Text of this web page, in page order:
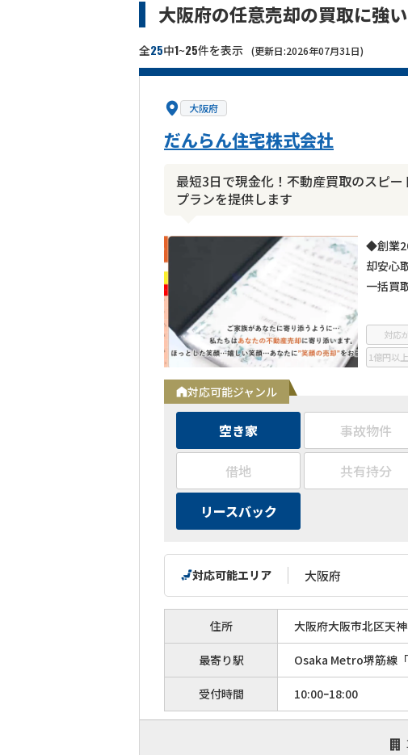
大阪府の任意売却の買取に強
全25中1~25件を表示 (更新日:2026年07月31日)
大阪府
だんらん住宅株式会社
最短3日で現金化！不動産買取のスピ
プランを提供します
◆創業
却安心
一括買
た豊
ニアサ
る相談
ールは
対応可能ジャンル
空き家 事故物件
借地 共有持分
リースバック
住所 大阪府大阪市北区天
最寄り駅 Osaka Metro堺筋線
受付時間 10:00ｰ18:00
対応可能エリア 大阪府
対応
1億円以